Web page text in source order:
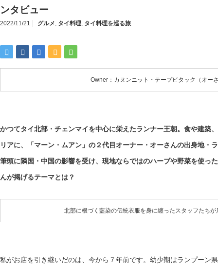
ンタビュー
2022/11/21 グルメ, タイ料理, タイ料理を巡る旅
Owner：カヌンニット・テープピタック（オー
かつてタイ北部・チェンマイを中心に栄えたランナー王朝。食や建築
リアに、「マーン・ムアン」の２代目オーナー・オーさんの出身地・
筆頭に隣国・中国の影響を受け、現地ならではのハーブや野菜を使っ
んが掲げるテーマとは？
北部に根づく藍染の伝統衣服を身に纏ったスタッフたちが
私がお店を引き継いだのは、今から７年前です。幼少期はランプーン